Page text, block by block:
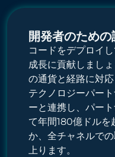
開発者のための
コードをデプロイ
成長に貢献しまし
の通貨と経路に対
テクノロジーパー
ーと連携し、パー
て年間180億ドルを
か、全チャネルで
上ります。